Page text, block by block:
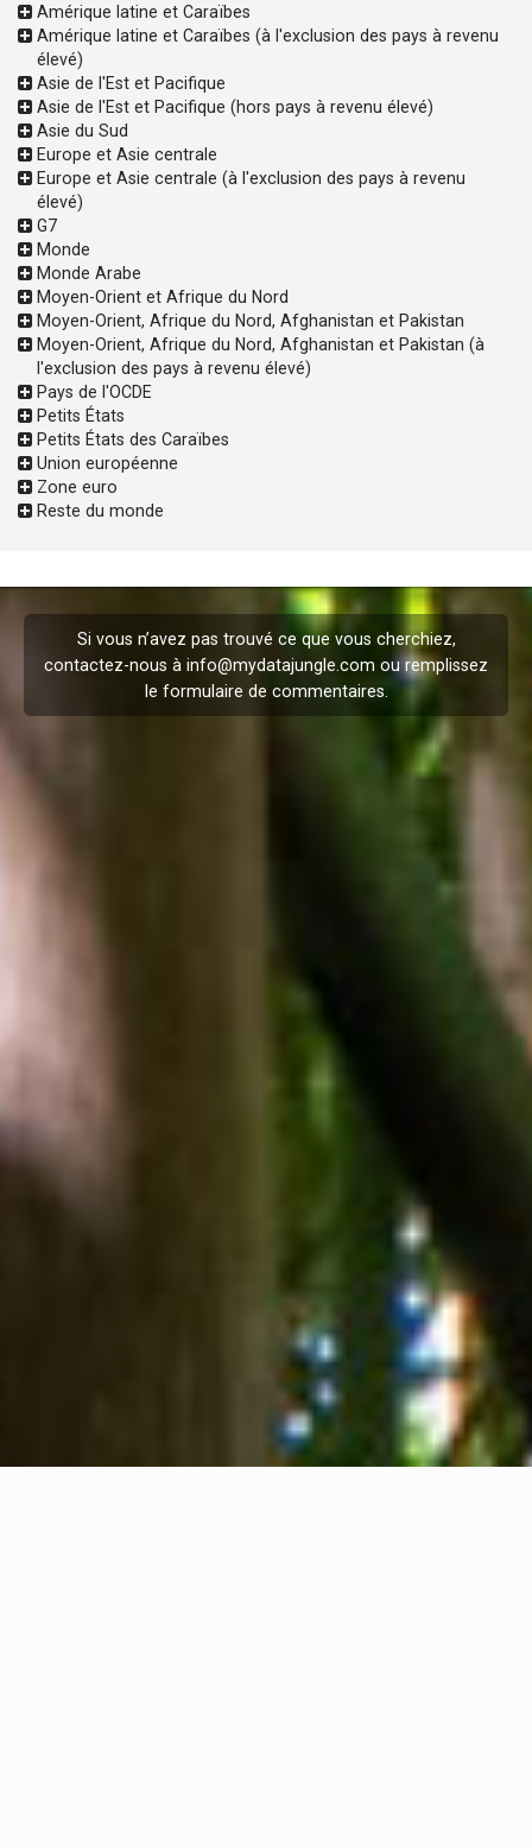
Amérique latine et Caraïbes
Amérique latine et Caraïbes (à l'exclusion des pays à revenu
élevé)
Asie de l'Est et Pacifique
Asie de l'Est et Pacifique (hors pays à revenu élevé)
Asie du Sud
Europe et Asie centrale
Europe et Asie centrale (à l'exclusion des pays à revenu
élevé)
G7
Monde
Monde Arabe
Moyen-Orient et Afrique du Nord
Moyen-Orient, Afrique du Nord, Afghanistan et Pakistan
Moyen-Orient, Afrique du Nord, Afghanistan et Pakistan (à
l'exclusion des pays à revenu élevé)
Pays de l'OCDE
Petits États
Petits États des Caraïbes
Union européenne
Zone euro
Reste du monde
Si vous n’avez pas trouvé ce que vous cherchiez,
contactez-nous à info@mydatajungle.com ou remplissez
le formulaire de commentaires